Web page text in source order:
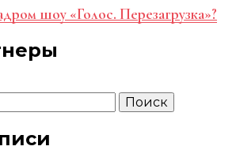
шоу «Голос. Перезагрузка»?